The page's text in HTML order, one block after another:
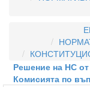
Решение на НС от
Комисията по